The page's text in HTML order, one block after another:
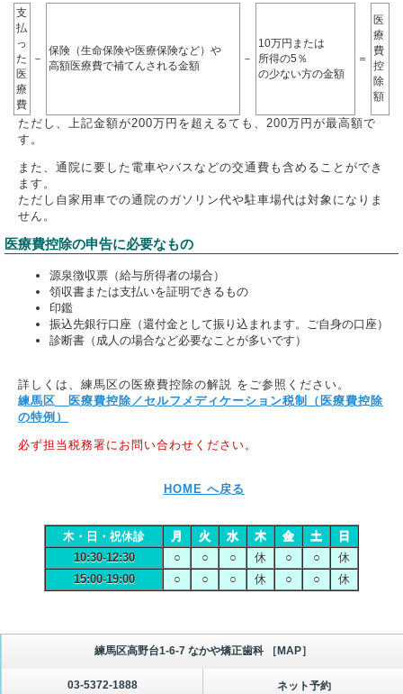
支
払
っ
た
医
療
費
－
保険（生命保険や医療保険など）や
高額医療費で補てんされる金額
－
10万円または
所得の5％
の少ない方の金額
＝
医
療
費
控
除
額
ただし、上記金額が200万円を超えるても、200万円が最高額で
す。
また、通院に要した電車やバスなどの交通費も含めることができ
ます。
ただし自家用車での通院のガソリン代や駐車場代は対象になりま
せん。
医療費控除の申告に必要なもの
源泉徴収票（給与所得者の場合）
領収書または支払いを証明できるもの
印鑑
振込先銀行口座（還付金として振り込まれます。ご自身の口座）
診断書（成人の場合など必要なことが多いです）
詳しくは、練馬区の医療費控除の解説 をご参照ください。
練馬区 医療費控除／セルフメディケーション税制（医療費控除
の特例）
必ず担当税務署にお問い合わせください。
HOME へ戻る
木・日・祝休診 月 火 水 木 金 土
日
10:30-12:30
○ ○ ○ 休 ○ ○
休
15:00-19:00
○ ○ ○ 休 ○ ○ 休
練馬区高野台1-6-7 なかや矯正歯科 ［MAP］
03-5372-1888 ネット予約